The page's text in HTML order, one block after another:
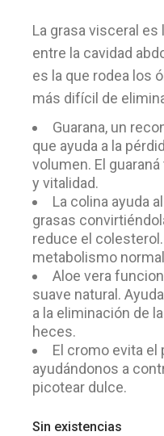
La grasa visceral
entre la cavidad
es la que rodea los
más difícil de
Guarana, un
que ayuda a la
volumen. El
y vitalidad.
La colina ayuda
grasas
reduce el
metabolismo
Aloe vera
suave natural.
a la eliminación de
heces.
El cromo evita el
ayudándonos a
picotear dulce.
Sin existencias